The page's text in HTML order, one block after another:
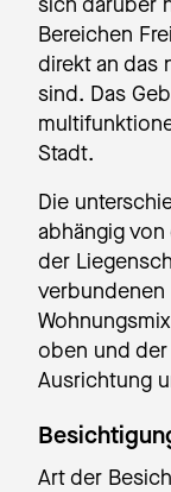
Bereichen
direkt an das
sind. Das
Stadt.
Die
abhängig
der
verbundenen
oben und
Ausrichtung
Art der